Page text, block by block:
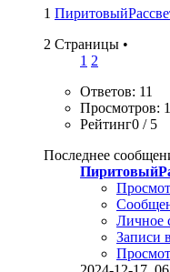
1
2 Страницы •
1 2
Ответов: 11
Просмотров:
Рейтинг0 / 5
Последнее
Личное
Записи